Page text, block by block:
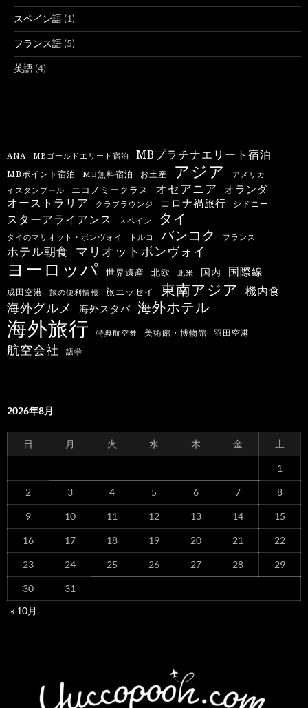
スペイン語 (1)
フランス語 (5)
英語 (4)
ANA MBゴールドエリート宿泊 MBプラチナエリート宿泊
MBポイント宿泊 MB無料宿泊 お土産 アジア アメリカ
イスタンブール エコノミークラス オセアニア オランダ
オーストラリア クラブラウンジ コロナ禍旅行 シドニー
スターアライアンス スペイン タイ
タイのマリオット・ボンヴォイ トルコ バンコク フランス
ホテル朝食 マリオットボンヴォイ
ヨーロッパ 世界遺産 北欧 北米 国内 国際線
成田空港 旅の便利情報 旅エッセイ 東南アジア 機内食
海外グルメ 海外スタバ 海外ホテル
海外旅行 特典航空券 美術館・博物館 羽田空港
航空会社 語学
2026年8月
日 月 火 水 木 金 土
1
2 3 4 5 6 7 8
9 10 11 12 13 14 15
16 17 18 19 20 21 22
23 24 25 26 27 28 29
30
31
« 10月